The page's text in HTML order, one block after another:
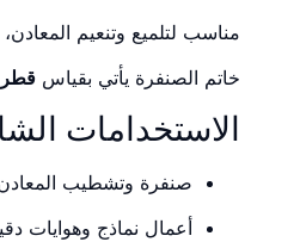
مناسب لتلميع وتنعيم المعادن،
خاتم الصنفرة يأتي بقياس قطر 15 مم وطول 13 مم
الاستخدامات
صنفرة وتشطيب
أعمال نماذج وهوايات